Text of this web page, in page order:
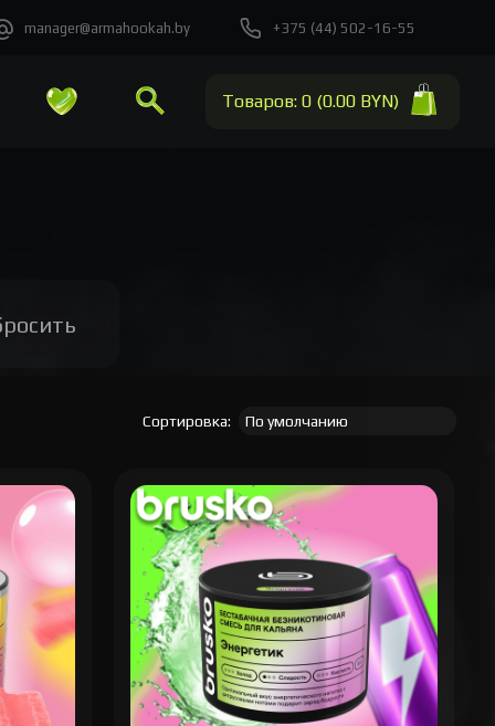
manager@armahookah.by +375 (44) 502-16-55
Товаров: 0 (0.00 BYN)
Сортировка: